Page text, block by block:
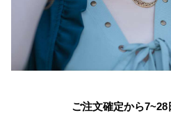
ご注文確定から